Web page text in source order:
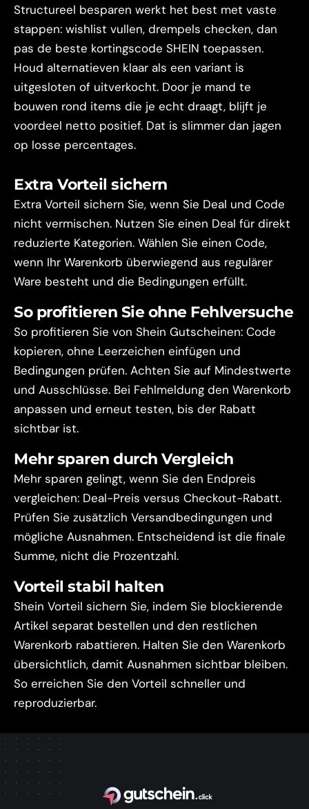
Structureel besparen werkt het best met vaste
stappen: wishlist vullen, drempels checken, dan
pas de beste kortingscode SHEIN toepassen.
Houd alternatieven klaar als een variant is
uitgesloten of uitverkocht. Door je mand te
bouwen rond items die je echt draagt, blijft je
voordeel netto positief. Dat is slimmer dan jagen
op losse percentages.
Extra Vorteil sichern
Extra Vorteil sichern Sie, wenn Sie Deal und Code
nicht vermischen. Nutzen Sie einen Deal für direkt
reduzierte Kategorien. Wählen Sie einen Code,
wenn Ihr Warenkorb überwiegend aus regulärer
Ware besteht und die Bedingungen erfüllt.
So profitieren Sie ohne Fehlversuche
So profitieren Sie von Shein Gutscheinen: Code
kopieren, ohne Leerzeichen einfügen und
Bedingungen prüfen. Achten Sie auf Mindestwerte
und Ausschlüsse. Bei Fehlmeldung den Warenkorb
anpassen und erneut testen, bis der Rabatt
sichtbar ist.
Mehr sparen durch Vergleich
Mehr sparen gelingt, wenn Sie den Endpreis
vergleichen: Deal-Preis versus Checkout-Rabatt.
Prüfen Sie zusätzlich Versandbedingungen und
mögliche Ausnahmen. Entscheidend ist die finale
Summe, nicht die Prozentzahl.
Vorteil stabil halten
Shein Vorteil sichern Sie, indem Sie blockierende
Artikel separat bestellen und den restlichen
Warenkorb rabattieren. Halten Sie den Warenkorb
übersichtlich, damit Ausnahmen sichtbar bleiben.
So erreichen Sie den Vorteil schneller und
reproduzierbar.